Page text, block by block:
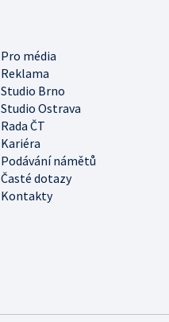
Pro média
Reklama
Studio Brno
Studio Ostrava
Rada ČT
Kariéra
Podávání námětů
Časté dotazy
Kontakty